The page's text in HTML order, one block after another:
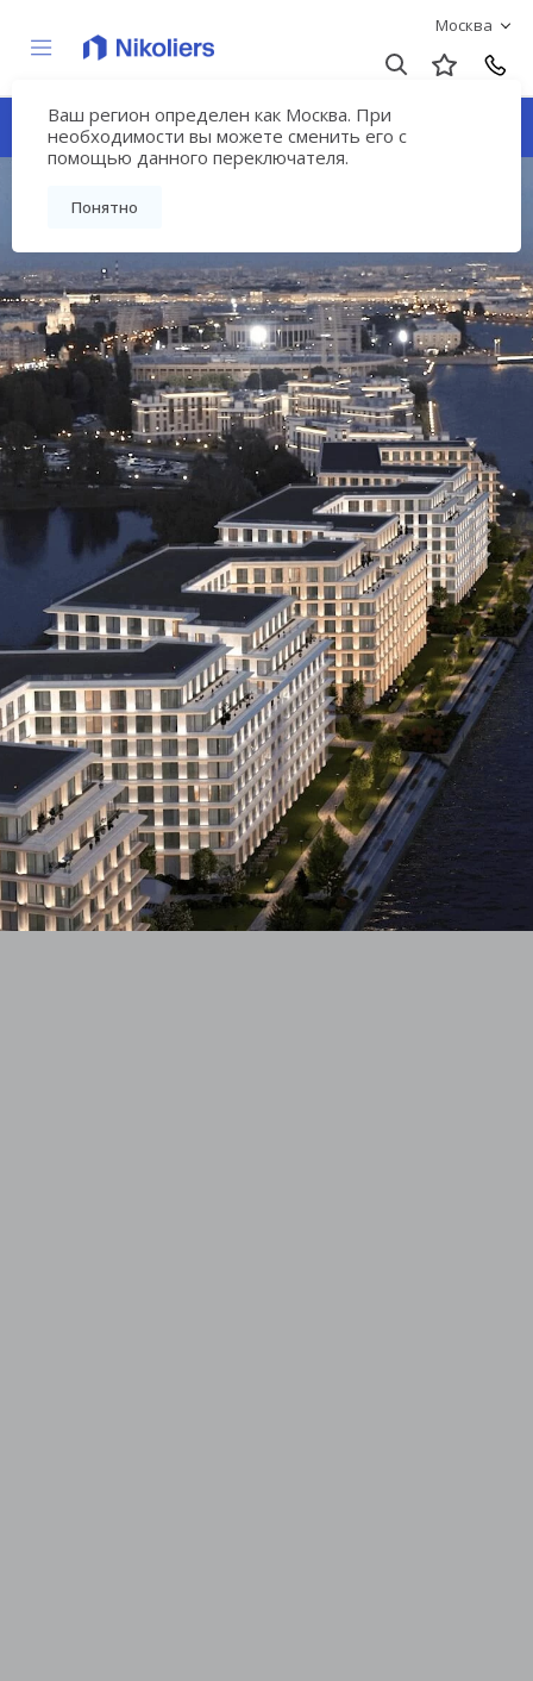
Москва
Ваш регион определен как Москва. При
необходимости вы можете сменить его с
помощью данного переключателя.
Понятно
17/33 Петровский остров